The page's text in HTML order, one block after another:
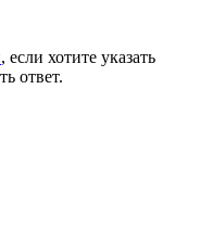
, если хотите указать
ответ.